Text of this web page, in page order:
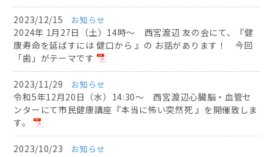
2023/12/15 お知らせ
2024年 1月27日（土）14時～ 西宮渡辺 友の会にて、『健
康寿命を延ばすには 健口から 』の お話があります！ 今回
「歯」がテーマです
2023/11/29 お知らせ
令和5年12月20日（水）14:30～ 西宮渡辺心臓脳・血管セ
ンターにて市民健康講座『本当に怖い突然死 』を開催致しま
す。
2023/10/23 お知らせ